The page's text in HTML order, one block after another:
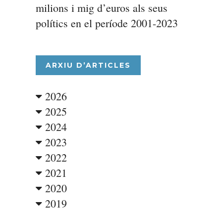
milions i mig d’euros als seus
polítics en el període 2001-2023
ARXIU D’ARTICLES
2026
2025
2024
2023
2022
2021
2020
2019